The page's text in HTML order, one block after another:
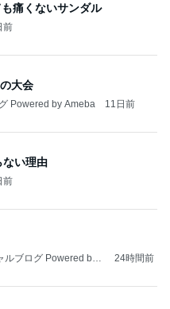
痛くないサンダル
前
大会
Powered by Ameba 11日前
ない理由
前
ブログ Powered by
24時間前